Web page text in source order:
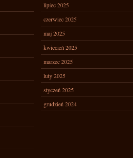
lipiec 2025
czerwiec 2025
maj 2025
kwiecień 2025
marzec 2025
luty 2025
styczeń 2025
grudzień 2024